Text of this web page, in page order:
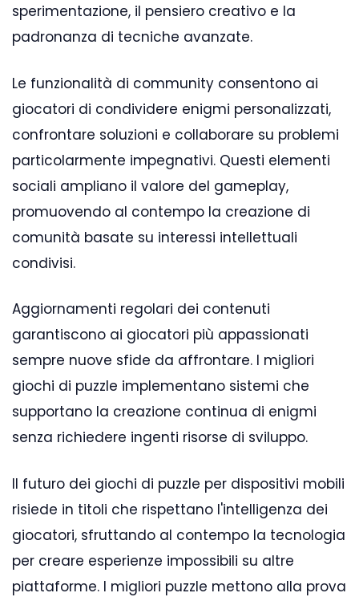
sperimentazione, il pensiero creativo e la
padronanza di tecniche avanzate.
Le funzionalità di community consentono ai
giocatori di condividere enigmi personalizzati,
confrontare soluzioni e collaborare su problemi
particolarmente impegnativi. Questi elementi
sociali ampliano il valore del gameplay,
promuovendo al contempo la creazione di
comunità basate su interessi intellettuali
condivisi.
Aggiornamenti regolari dei contenuti
garantiscono ai giocatori più appassionati
sempre nuove sfide da affrontare. I migliori
giochi di puzzle implementano sistemi che
supportano la creazione continua di enigmi
senza richiedere ingenti risorse di sviluppo.
Il futuro dei giochi di puzzle per dispositivi mobili
risiede in titoli che rispettano l'intelligenza dei
giocatori, sfruttando al contempo la tecnologia
per creare esperienze impossibili su altre
piattaforme. I migliori puzzle mettono alla prova